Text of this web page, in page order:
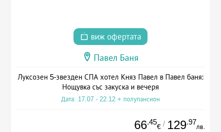
виж офертата
Павел Баня
Луксозен 5-звезден СПА хотел Княз Павел в Павел баня:
Нощувка със закуска и вечеря
Дата: 17.07 - 22.12 + полупансион
66.45
€ / 129.97
лв.